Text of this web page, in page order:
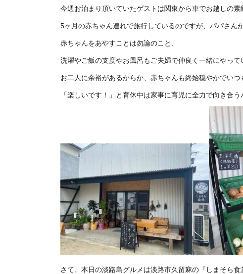
今週お泊まり頂いていたゲストは関東から車でお越しの素
5ヶ月の赤ちゃん連れで旅行しているのですが、パパさん
赤ちゃんをあやすことは勿論のこと、
洗濯やご飯の支度やお風呂もご夫婦で仲良く一緒にやって
お二人に余裕があるからか、赤ちゃんも終始穏やかでい
「楽しいです！」と育休中は家事に育児に全力で向き合
さて、本日の淡路島グルメは淡路市久留麻の『しまそら食